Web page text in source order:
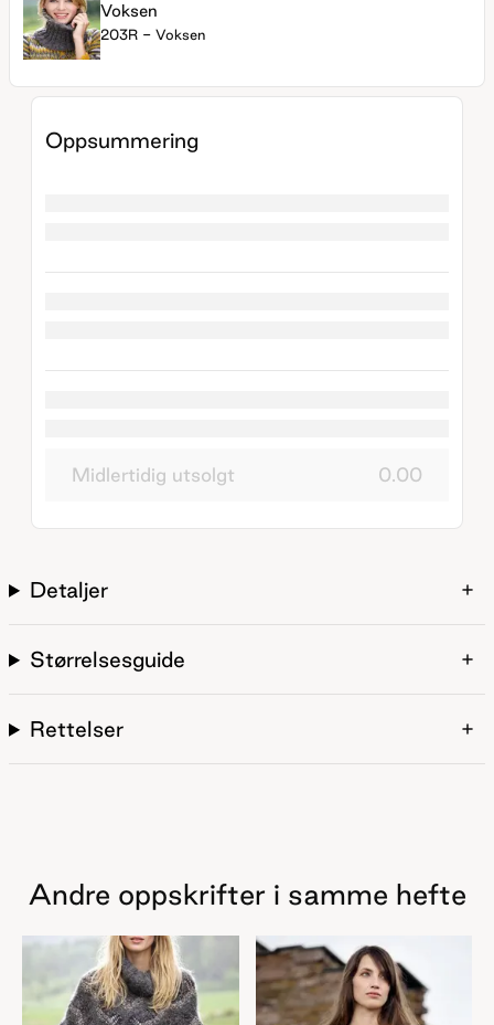
Voksen
203R - Voksen
Oppsummering
Midlertidig utsolgt 0.00
Detaljer
Størrelsesguide
Rettelser
Andre oppskrifter i samme hefte